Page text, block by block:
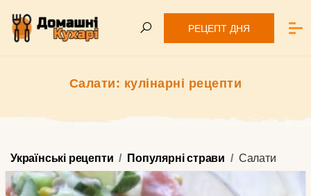
РЕЦЕПТ ДНЯ
Салати: кулінарні рецепти
Українські рецепти Популярні страви Салати